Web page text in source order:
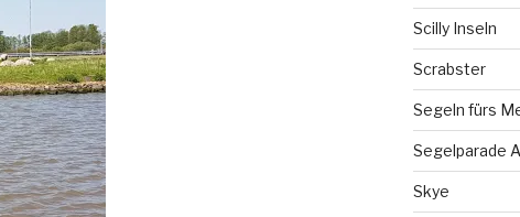
Scilly Inseln
Scrabster
Segeln fürs
Segelparade
Skye